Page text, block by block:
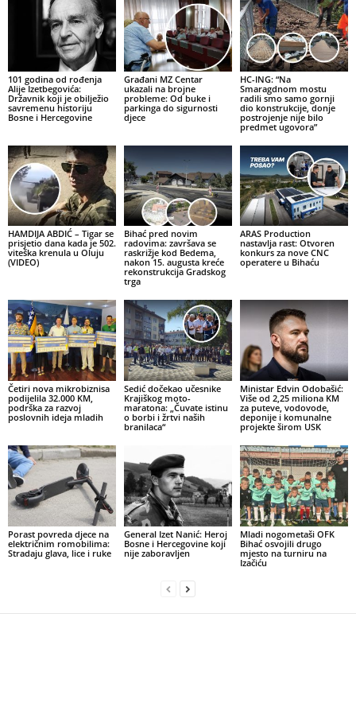
101 godina od rođenja
Alije Izetbegovića:
Državnik koji je obilježio
savremenu historiju
Bosne i Hercegovine
Građani MZ Centar
ukazali na brojne
probleme: Od buke i
parkinga do sigurnosti
djece
HC-ING: “Na
Smaragdnom mostu
radili smo samo gornji
dio konstrukcije, donje
postrojenje nije bilo
predmet ugovora”
HAMDIJA ABDIĆ – Tigar se
prisjetio dana kada je 502.
viteška krenula u Oluju
(VIDEO)
Bihać pred novim
radovima: završava se
raskrižje kod Bedema,
nakon 15. augusta kreće
rekonstrukcija Gradskog
trga
ARAS Production
nastavlja rast: Otvoren
konkurs za nove CNC
operatere u Bihaću
Četiri nova mikrobiznisa
podijelila 32.000 KM,
podrška za razvoj
poslovnih ideja mladih
Sedić dočekao učesnike
Krajiškog moto-
maratona: „Čuvate istinu
o borbi i žrtvi naših
branilaca“
Ministar Edvin Odobašić:
Više od 2,25 miliona KM
za puteve, vodovode,
deponije i komunalne
projekte širom USK
Porast povreda djece na
električnim romobilima:
Stradaju glava, lice i ruke
General Izet Nanić: Heroj
Bosne i Hercegovine koji
nije zaboravljen
Mladi nogometaši OFK
Bihać osvojili drugo
mjesto na turniru na
Izačiću